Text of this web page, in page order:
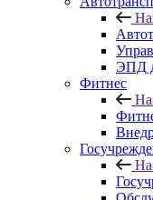
ЭПД
Фитнес